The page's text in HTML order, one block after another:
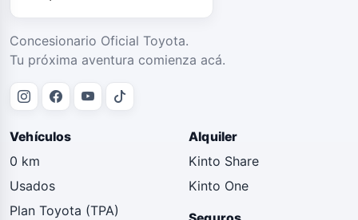
Concesionario Oficial Toyota.
Tu próxima aventura comienza acá.
Vehículos
0 km
Usados
Plan Toyota (TPA)
Alquiler
Kinto Share
Kinto One